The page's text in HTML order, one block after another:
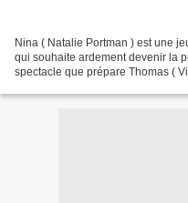
Nina ( Natalie Portman ) est une
qui souhaite ardement devenir la
spectacle que prépare Thomas (